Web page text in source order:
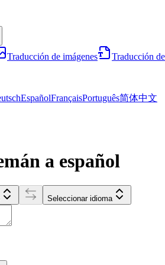
Traducción de imágenes Traducción
EspañolFrançaisPortuguês简体中文
a español
Seleccionar idioma